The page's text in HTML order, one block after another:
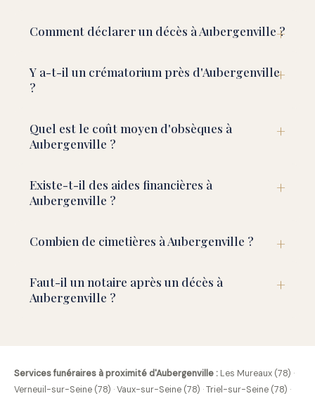
Comment déclarer un décès à Aubergenville ?
Y a-t-il un crématorium près d'Aubergenville
?
Quel est le coût moyen d'obsèques à
Aubergenville ?
Existe-t-il des aides financières à
Aubergenville ?
Combien de cimetières à Aubergenville ?
Faut-il un notaire après un décès à
Aubergenville ?
Services funéraires à proximité d'Aubergenville : Les Mureaux (78) ·
Verneuil-sur-Seine (78) ·Vaux-sur-Seine (78) ·Triel-sur-Seine (78) ·